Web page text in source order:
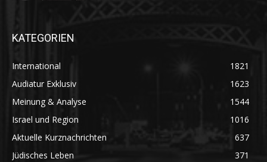
KATEGORIEN
International
1821
Audiatur Exklusiv
1623
Meinung & Analyse
1544
Israel und Region
1016
Aktuelle Kurznachrichten
637
Jüdisches Leben
371